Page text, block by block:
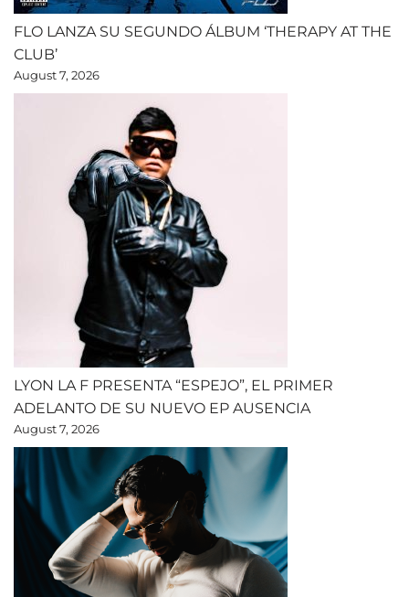
FLO LANZA SU SEGUNDO ÁLBUM ‘THERAPY AT THE
CLUB’
August 7, 2026
LYON LA F PRESENTA “ESPEJO”, EL PRIMER
ADELANTO DE SU NUEVO EP AUSENCIA
August 7, 2026